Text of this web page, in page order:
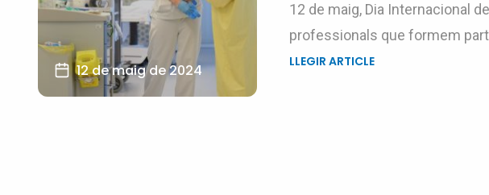
12 de maig de 2024
12 de maig, Dia Internacional
professionals que formem
LLEGIR ARTICLE